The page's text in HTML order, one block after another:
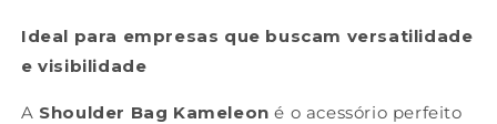
Ideal para empresas que buscam versatilidade
e visibilidade
A Shoulder Bag Kameleon é o acessório perfeito